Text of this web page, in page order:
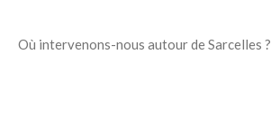
Où intervenons-nous autour de Sarcelles ?